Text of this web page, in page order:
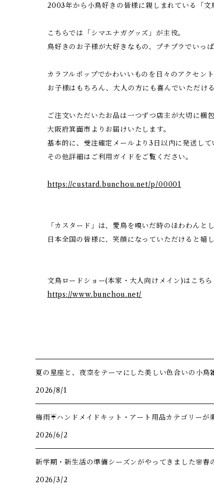
2003年から小鳥好きの皆様に親しまれている「文
こちらでは「シマエナガグッズ」が主役。
鳥好きのお子様が大好きなもの、プチプラでいっ
カラフルポップでかわいいものを日々のアクセン
お子様はもちろん、大人の方にも喜んでいただけ
ご注文いただいたお品は一つずつ店主が大切に梱包
大阪府箕面市よりお届けいたします。
基本的に、受注確定メールより3日以内に発送して
その他詳細はご利用ガイドをご覧ください。
https://custard.bunchou.net/p/00001
「カスタード」は、愛鳥を嗅いだ時のほわわん
日本全国の皆様に、笑顔になっていただけると嬉し
文鳥ロードショー(本家・大人向けメイン)はこちら
https://www.bunchou.net/
夏の星座と、夜空をテーマにした美しい色合いの小鳥
2026/8/1
梅雨☔️ハンドメイドキット・アート用品カテゴリーが
2026/6/2
新学期・新生活の準備シーズンがやってきました🌸春
2026/3/2